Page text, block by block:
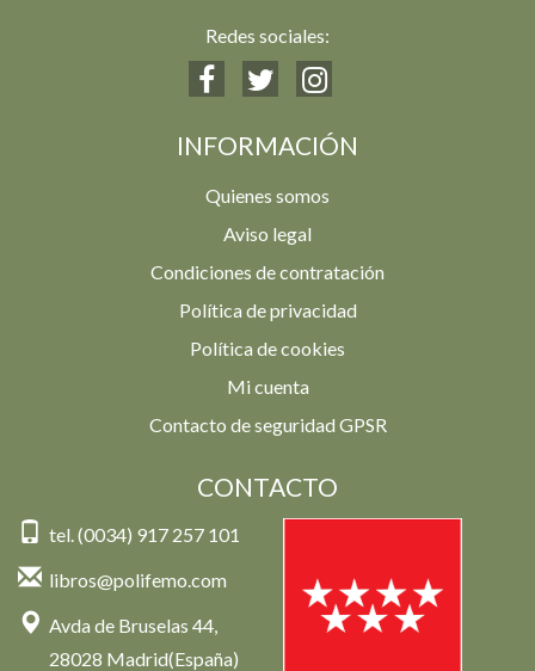
Redes sociales:
INFORMACIÓN
Quienes somos
Aviso legal
Condiciones de contratación
Política de privacidad
Política de cookies
Mi cuenta
Contacto de seguridad GPSR
CONTACTO
tel. (0034) 917 257 101
libros@polifemo.com
Avda de Bruselas 44,
28028 Madrid(España)